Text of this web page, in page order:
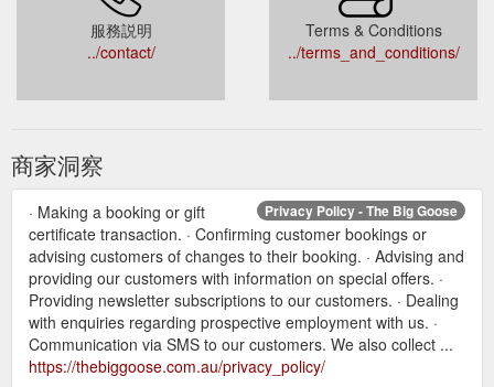
服務説明
../contact/
Terms & Conditions
../terms_and_conditions/
商家洞察
Privacy Policy - The Big Goose
· Making a booking or gift
certificate transaction. · Confirming customer bookings or
advising customers of changes to their booking. · Advising and
providing our customers with information on special offers. ·
Providing newsletter subscriptions to our customers. · Dealing
with enquiries regarding prospective employment with us. ·
Communication via SMS to our customers. We also collect ...
https://thebiggoose.com.au/privacy_policy/